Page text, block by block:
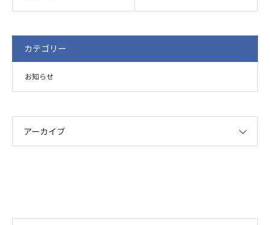
カテゴリー
お知らせ
アーカイブ